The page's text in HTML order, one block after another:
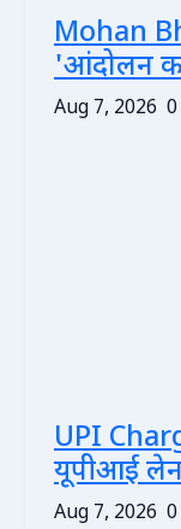
Mohan
'आंदोलन
Aug 7, 2026 0
UPI
यूपीआई
Aug 7, 2026 0